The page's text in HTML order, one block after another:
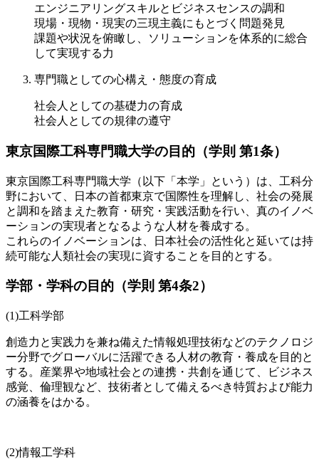
エンジニアリングスキルとビジネスセンスの調和
現場・現物・現実の三現主義にもとづく問題発見
課題や状況を俯瞰し、ソリューションを体系的に総合
して実現する力
専門職としての心構え・態度の育成
社会人としての基礎力の育成
社会人としての規律の遵守
東京国際工科専門職大学の目的（学則 第1条）
東京国際工科専門職大学（以下「本学」という）は、工科分
野において、日本の首都東京で国際性を理解し、社会の発展
と調和を踏まえた教育・研究・実践活動を行い、真のイノベ
ーションの実現者となるような人材を養成する。
これらのイノベーションは、日本社会の活性化と延いては持
続可能な人類社会の実現に資することを目的とする。
学部・学科の目的（学則 第4条2）
(1)工科学部
創造力と実践力を兼ね備えた情報処理技術などのテクノロジ
ー分野でグローバルに活躍できる人材の教育・養成を目的と
する。産業界や地域社会との連携・共創を通じて、ビジネス
感覚、倫理観など、技術者として備えるべき特質および能力
の涵養をはかる。
(2)情報工学科